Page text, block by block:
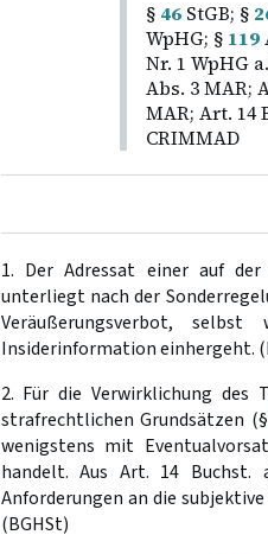
§ 46StGB; §
WpHG; § 119
Nr. 1 WpHG
Abs. 3 MAR;
MAR; Art. 14
CRIMMAD
1. Der Adressat einer auf
unterliegt nach der
Veräußerungsverbot,
Insiderinformation einhergeht.
2. Für die Verwirklichung des
strafrechtlichen Grundsätzen (§
wenigstens mit
handelt. Aus Art. 14 Buchst.
Anforderungen an die
(BGHSt)